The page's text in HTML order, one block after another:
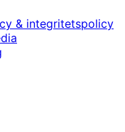
& integritetspolicy